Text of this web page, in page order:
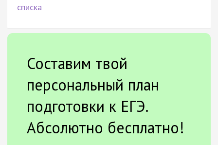
списка
Составим твой
персональный план
подготовки к ЕГЭ.
Абсолютно бесплатно!